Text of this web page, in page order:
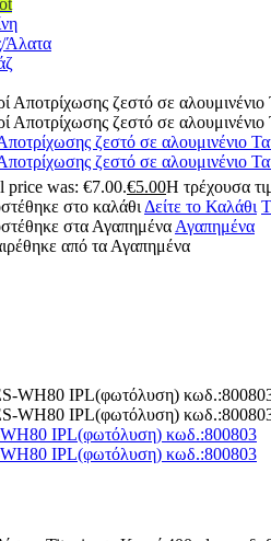
Άλατα
ζεστό σε αλουμινένιο
ζεστό σε αλουμινένιο
price was: €7.00.€5.00Η τρέχουσα
στο καλάθι Δείτε το Καλάθι
στα Αγαπημένα Αγαπημένα
από τα Αγαπημένα
IPL(φωτόλυση) κωδ.:800803
IPL(φωτόλυση) κωδ.:800803